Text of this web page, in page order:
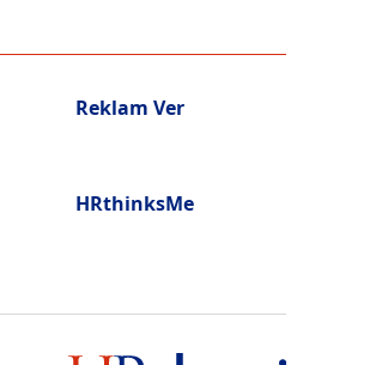
Reklam Ver
HRthinksMe